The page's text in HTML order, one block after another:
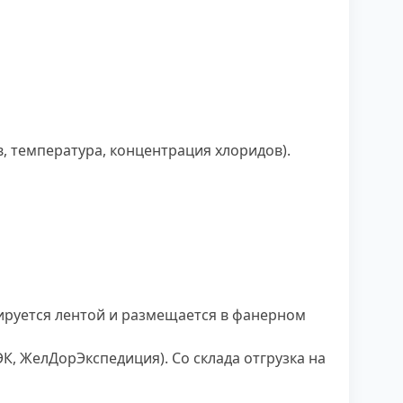
концентрация хлоридов).
лентой и размещается в фанерном
ЖелДорЭкспедиция). Со склада отгрузка на